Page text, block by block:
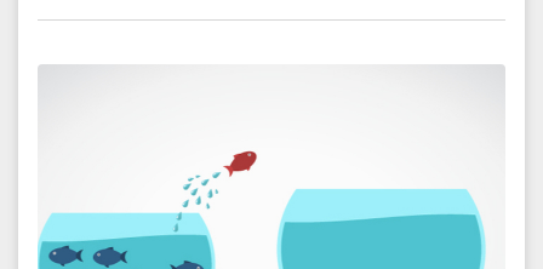
تعالى.
إلى الوحدة التعليميّة